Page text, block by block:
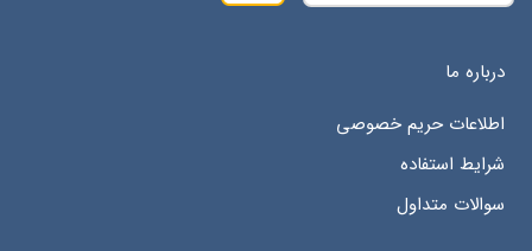
درباره ما
اطلاعات حریم خصوصی
شرایط استفاده
سوالات متداول